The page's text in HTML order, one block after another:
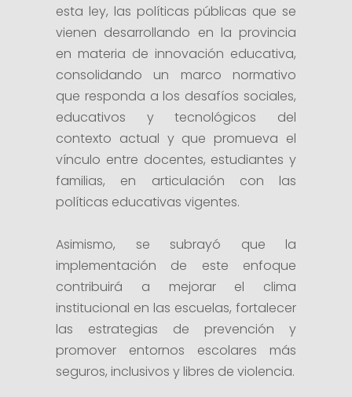
esta ley, las políticas públicas que se
vienen desarrollando en la provincia
en materia de innovación educativa,
consolidando un marco normativo
que responda a los desafíos sociales,
educativos y tecnológicos del
contexto actual y que promueva el
vínculo entre docentes, estudiantes y
familias, en articulación con las
políticas educativas vigentes.
Asimismo, se subrayó que la
implementación de este enfoque
contribuirá a mejorar el clima
institucional en las escuelas, fortalecer
las estrategias de prevención y
promover entornos escolares más
seguros, inclusivos y libres de violencia.